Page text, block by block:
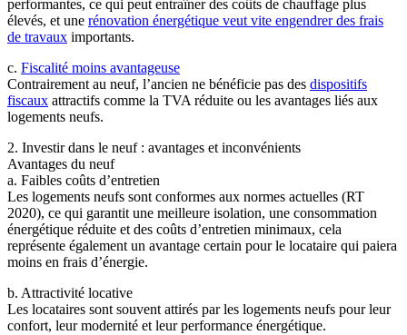
performantes, ce qui peut entraîner des coûts de chauffage plus
élevés, et une rénovation énergétique veut vite engendrer des frais
de travaux importants.
c. Fiscalité moins avantageuse
Contrairement au neuf, l’ancien ne bénéficie pas des dispositifs
fiscaux attractifs comme la TVA réduite ou les avantages liés aux
logements neufs.
2. Investir dans le neuf : avantages et inconvénients
Avantages du neuf
a. Faibles coûts d’entretien
Les logements neufs sont conformes aux normes actuelles (RT
2020), ce qui garantit une meilleure isolation, une consommation
énergétique réduite et des coûts d’entretien minimaux, cela
représente également un avantage certain pour le locataire qui paiera
moins en frais d’énergie.
b. Attractivité locative
Les locataires sont souvent attirés par les logements neufs pour leur
confort, leur modernité et leur performance énergétique.